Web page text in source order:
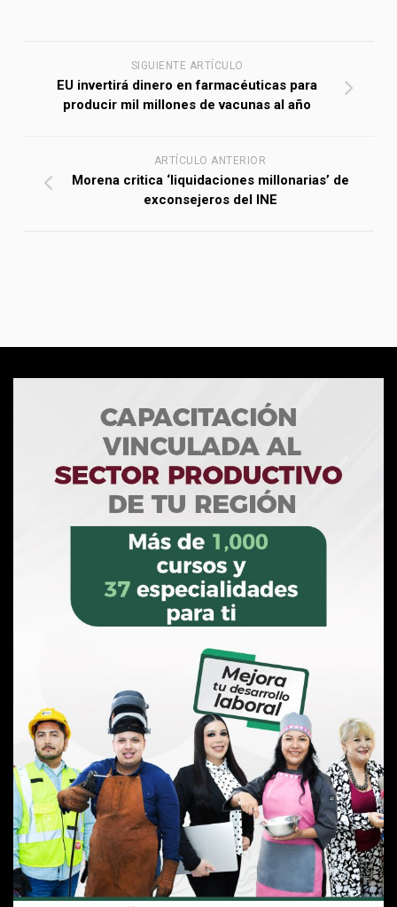
SIGUIENTE ARTÍCULO
EU invertirá dinero en farmacéuticas para
producir mil millones de vacunas al año
ARTÍCULO ANTERIOR
Morena critica ‘liquidaciones millonarias’ de
exconsejeros del INE